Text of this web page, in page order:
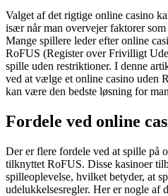
Valget af det rigtige online casino
især når man overvejer faktorer
Mange spillere leder efter online
RoFUS (Register over Frivilligt
spille uden restriktioner. I denne
ved at vælge et online casino uden
kan være den bedste løsning for
Fordele ved online
Der er flere fordele ved at spille på
tilknyttet RoFUS. Disse kasinoer
spilleoplevelse, hvilket betyder, at
udelukkelsesregler. Her er nogle af